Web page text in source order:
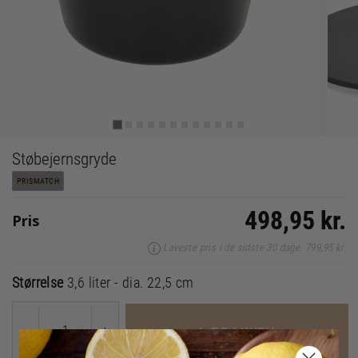
Støbejernsgryde
PRISMATCH
Pris 498,95 kr.
Laveste pris i de sidste 30 dage: 799,95 kr.
Størrelse 3,6 liter - dia. 22,5 cm
- + LÆG I KURV